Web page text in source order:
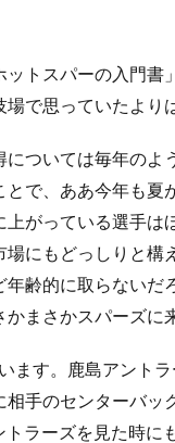
トスパーの入門書
で思っていたよ
ついては毎年のよ
とで、ああ今年も
がっている選手
場にもどっしりと
年齢的に取らない
かまさかスパーズに
ます。鹿島アント
手のセンターバ
ラーズを見た時